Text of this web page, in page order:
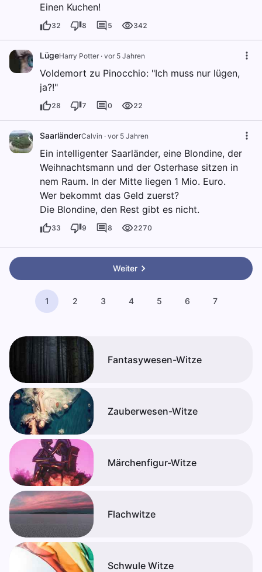
Einen Kuchen!
32 8 5 342
LügeHarry Potter · vor 5 Jahren
Voldemort zu Pinocchio: "Ich muss nur lügen,
ja?!"
28 7 0 22
SaarländerCalvin · vor 5 Jahren
Ein intelligenter Saarländer, eine Blondine, der
Weihnachtsmann und der Osterhase sitzen in
nem Raum. In der Mitte liegen 1 Mio. Euro.
Wer bekommt das Geld zuerst?
Die Blondine, den Rest gibt es nicht.
33 9 8 2270
Weiter
1 2 3 4 5 6 7
Fantasywesen-Witze
Zauberwesen-Witze
Märchenfigur-Witze
Flachwitze
Schwule Witze